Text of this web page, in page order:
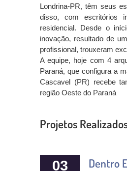
Londrina-PR, têm seus
disso, com escritórios
residencial. Desde o
inovação, resultado de
profissional, trouxeram
A equipe, hoje com 4
Paraná, que configura a
Cascavel (PR) recebe
região Oeste do Paraná
Projetos
03 Dentro